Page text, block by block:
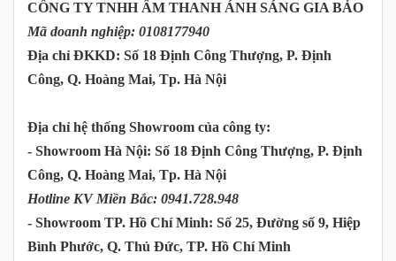
CÔNG TY TNHH ÂM THANH ÁNH SÁNG GIA BẢO
Mã doanh nghiệp: 0108177940
Địa chỉ ĐKKD: Số 18 Định Công Thượng, P. Định
Công, Q. Hoàng Mai, Tp. Hà Nội
Địa chỉ hệ thống Showroom của công ty:
- Showroom Hà Nội: Số 18 Định Công Thượng, P. Định
Công, Q. Hoàng Mai, Tp. Hà Nội
Hotline KV Miền Bắc: 0941.728.948
- Showroom TP. Hồ Chí Minh: Số 25, Đường số 9, Hiệp
Bình Phước, Q. Thủ Đức, TP. Hồ Chí Minh